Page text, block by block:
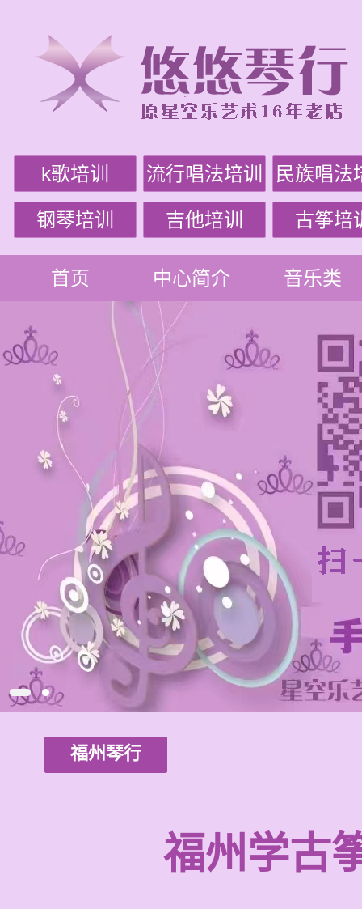
k歌培训 流行唱法培训 民族唱法
钢琴培训 吉他培训 古筝培
首页 中心简介 音乐类
福州琴行
福州学古